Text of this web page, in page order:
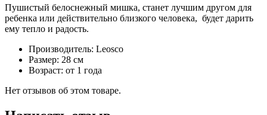
Пушистый белоснежный мишка, станет лучшим другом для
ребенка или действительно близкого человека, будет дарить
ему тепло и радость.
Производитель: Leosco
Размер: 28 см
Возраст: от 1 года
Нет отзывов об этом товаре.